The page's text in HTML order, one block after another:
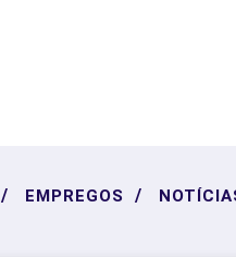
/ EMPREGOS /